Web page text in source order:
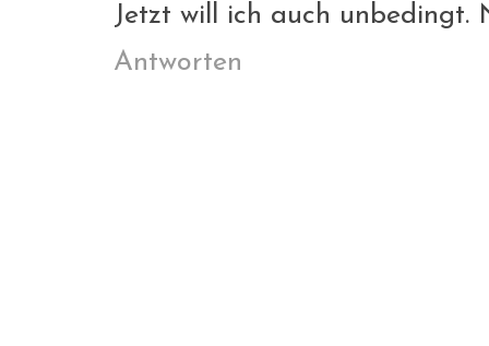
Jetzt will ich auch
Antworten